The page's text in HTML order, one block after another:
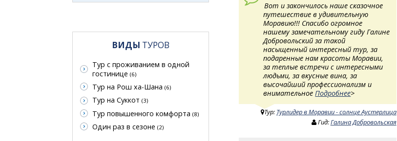
Вот и закончилось наше сказочное
путешествие в удивительную
Моравию!!! Спасибо огромное
нашему замечательному гиду Галине
Добровольский за такой
насыщенный интересный тур, за
подаренные нам красоты Моравии,
за теплые встречи с интересными
людьми, за вкусные вина, за
высочайший профессионализм и
внимательное Подробнее>
Тур: Турлидер в Моравии - солнце Аустерлица
Гид:Галина Добровольская
ВИДЫ ТУРОВ
Тур с проживанием в одной
гостинице (6)
Тур на Рош ха-Шана (6)
Тур на Суккот (3)
Тур повышенного комфорта (8)
Один раз в сезоне (2)